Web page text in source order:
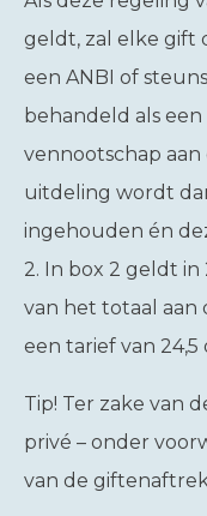
geldt, zal elke gift
een ANBI of
behandeld als
vennootschap
uitdeling wordt
ingehouden én
2. In box 2 geldt
van het totaal aan
een tarief van 24,5
Tip! Ter zake van
privé – onder
van de